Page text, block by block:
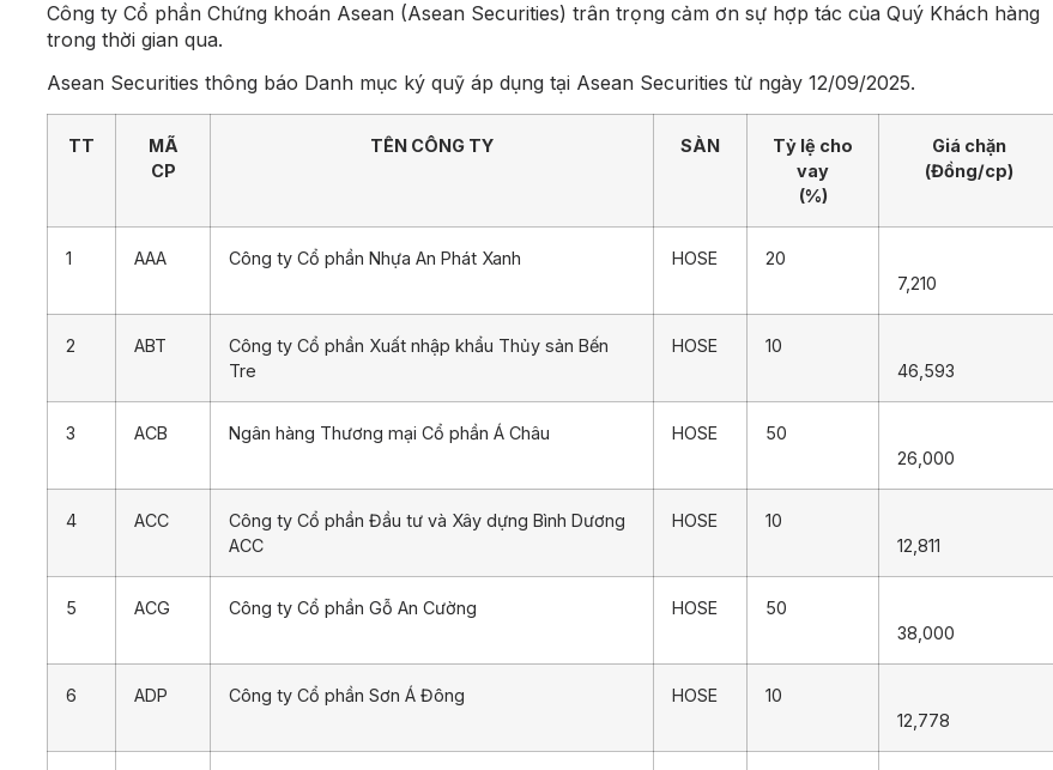
Công ty Cổ phần Chứng khoán Asean (Asean Securities) trân trọng cảm ơn sự hợp tác của Quý Khách hàng
trong thời gian qua.
Asean Securities thông báo Danh mục ký quỹ áp dụng tại Asean Securities từ ngày 12/09/2025.
TT
MÃ
CP
TÊN CÔNG TY SÀN
Tỷ lệ cho
vay
(%)
Giá chặn
(Đồng/cp)
1 AAA Công ty Cổ phần Nhựa An Phát Xanh HOSE
20
7,210
2 ABT
Công ty Cổ phần Xuất nhập khẩu Thủy sản Bến
Tre
HOSE
10
46,593
3 ACB Ngân hàng Thương mại Cổ phần Á Châu HOSE
50
26,000
4 ACC
Công ty Cổ phần Đầu tư và Xây dựng Bình Dương
ACC
HOSE
10
12,811
5 ACG Công ty Cổ phần Gỗ An Cường HOSE
50
38,000
6 ADP Công ty Cổ phần Sơn Á Đông HOSE
10
12,778